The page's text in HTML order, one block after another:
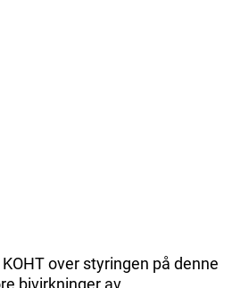
over styringen på denne
bivirkninger av